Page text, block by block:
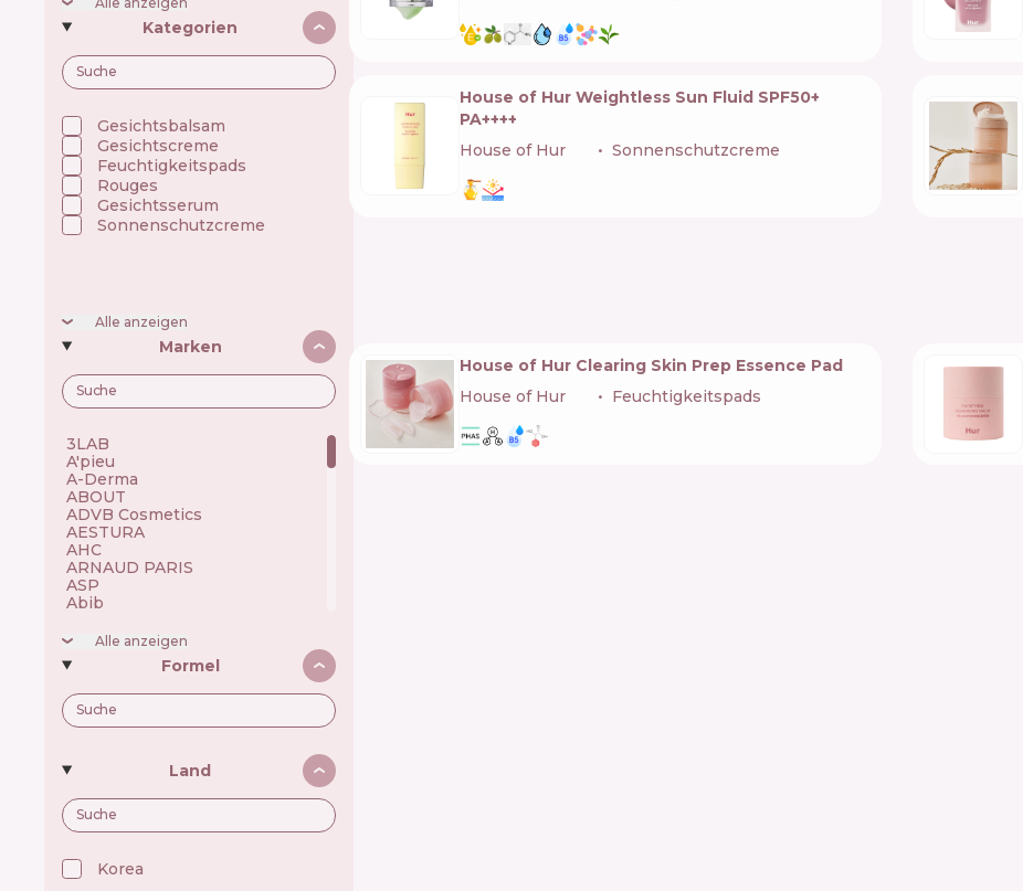
Öle
Panthenol (Vitamin B5)
Polyphenole
Präbiotika/Fermente
Silikon
Squalan
UV filter
Kategorien
Gesichtsbalsam
Gesichtscreme
Feuchtigkeitspads
Rouges
Gesichtsserum
Sonnenschutzcreme
Alle anzeigen
Marken
3LAB 🇺🇸
A'pieu 🇰🇷
A-Derma 🇫🇷
ABOUT 🇺🇦
ADVB Cosmetics 🇹🇷
AESTURA 🇰🇷
AHC 🇰🇷
ARNAUD PARIS 🇫🇷
ASP 🇬🇧
Abib 🇰🇷
Achroactive Max 🇧🇬
Acnemy 🇪🇸
Acure 🇺🇸
Acwell 🇰🇷
Ada Tina 🇧🇷
Aesop 🇦🇺
Alfaparf 🇮🇹
Allen Mak 🇧🇬
Allies of Skin 🇸🇬
Alpecin 🇩🇪
Alpha H 🇦🇺
Amway 🇺🇸
Anastasia Beverly Hills 🇺🇸
Alle anzeigen
Formel
Land
Korea 🇰🇷
House of Hur Weightless Sun Fluid SPF50+
PA++++
House of Hur
Sonnenschutzcreme
House of Hur Clearing Skin Prep Essence Pad
House of Hur
Feuchtigkeitspads